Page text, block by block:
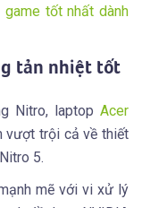
tốt nhất dành
tản nhiệt tốt
Nitro, laptop Acer
vượt trội cả về thiết
5.
mẽ với vi xử lý